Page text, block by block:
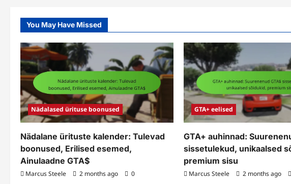
You May Have Missed
Nädalased ürituse boonused
Nädalane ürituste kalender: Tulevad
boonused, Erilised esemed,
Ainulaadne GTA$
Marcus Steele 2 months ago 0
GTA+ eelised
GTA+ auhinnad:
sissetulekud, unikaalsed
premium sisu
Marcus Steele 2 months ago